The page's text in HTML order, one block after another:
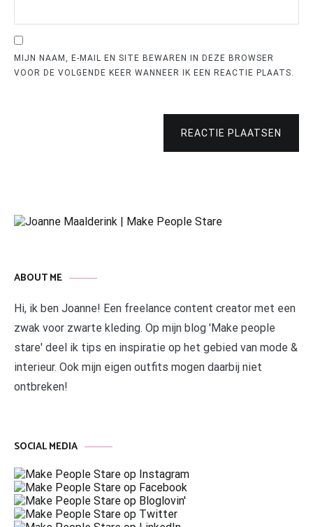
MIJN NAAM, E-MAIL EN SITE BEWAREN IN DEZE BROWSER
VOOR DE VOLGENDE KEER WANNEER IK EEN REACTIE PLAATS.
REACTIE PLAATSEN
ABOUT ME
Hi, ik ben Joanne! Een freelance content creator met een
zwak voor zwarte kleding. Op mijn blog 'Make people
stare' deel ik tips en inspiratie op het gebied van mode &
interieur. Ook mijn eigen outfits mogen daarbij niet
ontbreken!
SOCIAL MEDIA